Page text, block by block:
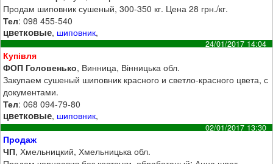
Продам шиповник сушеный, 300-350 кг. Цена 28 грн./кг.
Тел: 098 455-540
цветковые, шиповник,
24/01/2017 14:04
Купівля
ФОП Головенько, Винница, Вінницька обл.
Закупаем сушеный шиповник красного и светло-красного цвета, с
документами.
Тел: 068 094-79-80
цветковые, шиповник,
02/01/2017 13:30
Продаж
ЧП, Хмельницкий, Хмельницька обл.